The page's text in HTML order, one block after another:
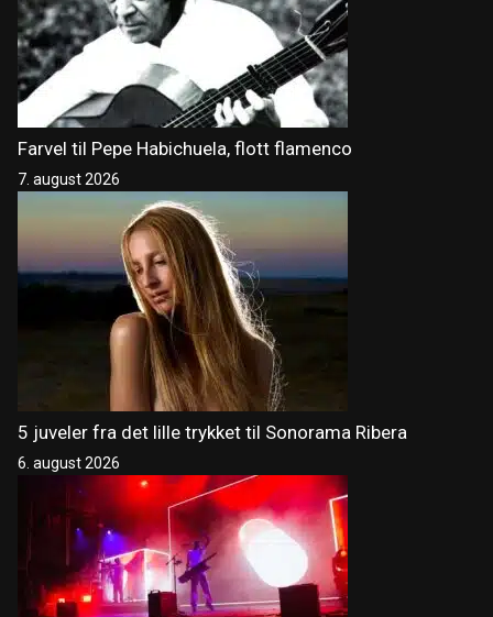
Farvel til Pepe Habichuela, flott flamenco
7. august 2026
5 juveler fra det lille trykket til Sonorama Ribera
6. august 2026